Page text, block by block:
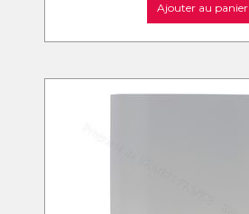
Ajouter au panier